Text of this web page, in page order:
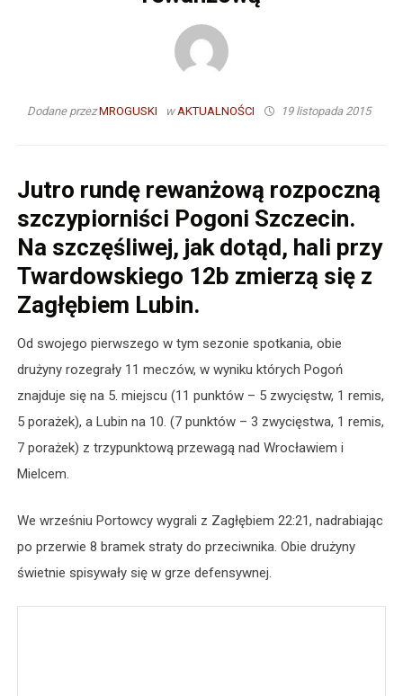
Dodane przezMROGUSKI wAKTUALNOŚCI 19 listopada 2015
Jutro rundę rewanżową rozpoczną
szczypiorniści Pogoni Szczecin.
Na szczęśliwej, jak dotąd, hali przy
Twardowskiego 12b zmierzą się z
Zagłębiem Lubin.
Od swojego pierwszego w tym sezonie spotkania, obie
drużyny rozegrały 11 meczów, w wyniku których Pogoń
znajduje się na 5. miejscu (11 punktów – 5 zwycięstw, 1 remis,
5 porażek), a Lubin na 10. (7 punktów – 3 zwycięstwa, 1 remis,
7 porażek) z trzypunktową przewagą nad Wrocławiem i
Mielcem.
We wrześniu Portowcy wygrali z Zagłębiem 22:21, nadrabiając
po przerwie 8 bramek straty do przeciwnika. Obie drużyny
świetnie spisywały się w grze defensywnej.